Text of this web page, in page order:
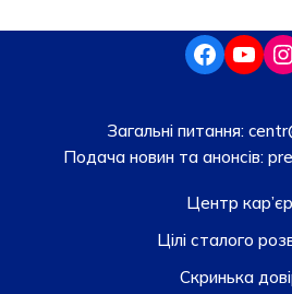
Загальні питання:
Подача новин та анонсів:
Центр
Цілі сталого
Скринька